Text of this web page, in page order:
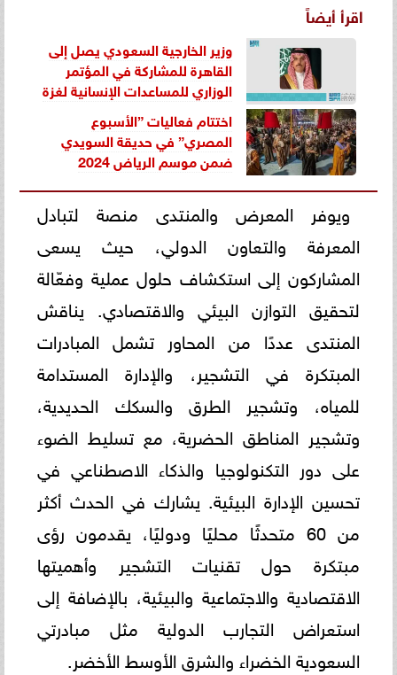
اقرأ أيضاً
وزير الخارجية السعودي يصل إلى
القاهرة للمشاركة في المؤتمر
الوزاري للمساعدات الإنسانية لغزة
اختتام فعاليات ”الأسبوع
المصري” في حديقة السويدي
ضمن موسم الرياض 2024
ويوفر المعرض والمنتدى منصة لتبادل
المعرفة والتعاون الدولي، حيث يسعى
المشاركون إلى استكشاف حلول عملية وفعّالة
لتحقيق التوازن البيئي والاقتصادي. يناقش
المنتدى عددًا من المحاور تشمل المبادرات
المبتكرة في التشجير، والإدارة المستدامة
للمياه، وتشجير الطرق والسكك الحديدية،
وتشجير المناطق الحضرية، مع تسليط الضوء
على دور التكنولوجيا والذكاء الاصطناعي في
تحسين الإدارة البيئية. يشارك في الحدث أكثر
من 60 متحدثًا محليًا ودوليًا، يقدمون رؤى
مبتكرة حول تقنيات التشجير وأهميتها
الاقتصادية والاجتماعية والبيئية، بالإضافة إلى
استعراض التجارب الدولية مثل مبادرتي
السعودية الخضراء والشرق الأوسط الأخضر.